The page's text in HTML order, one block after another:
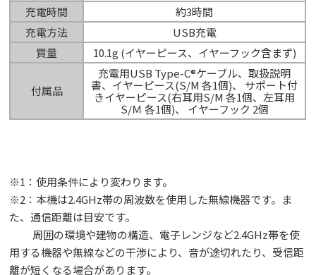
充電時間
約3時間
充電方法
USB充電
質量
10.1g (イヤーピース、イヤーフック含まず)
付属品
充電用USB Type-C®ケーブル、取扱説明
書、イヤーピース(S/M 各1個)、 サポート付
きイヤーピース(右耳用S/M 各1個、左耳用
S/Ｍ 各1個)、 イヤーフック 2個
※1：使用条件により変わります。
※2：本機は2.4GHz帯の周波数を使用した無線機器です。ま
た、通信距離は目安です。
周囲の環境や建物の構造、電子レンジなど2.4GHz帯を使
用する機器や無線などの干渉により、音が途切れたり、受信距
離が短くなる場合があります。